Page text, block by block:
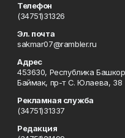
Телефон
(34751)31326
Эл. почта
sakmar07@rambler.ru
Адрес
453630, Республика
Баймак, пр-т С. Юлаева, 38
Рекламная служба
(34751)31337
Редакция